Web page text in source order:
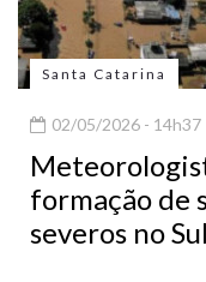
Santa Catarina
02/05/2026 - 14h37
formação de
severos no